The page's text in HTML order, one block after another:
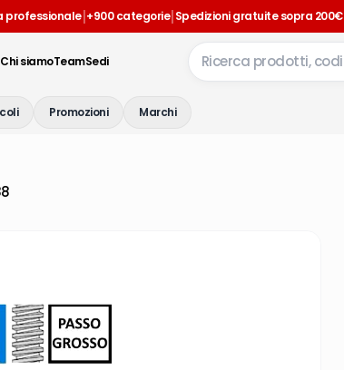
professionale|+900 categorie|Spedizioni gratuite sopra 200€
Chi siamoTeamSedi
Promozioni Marchi